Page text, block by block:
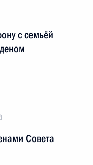
с семьёй
Совета